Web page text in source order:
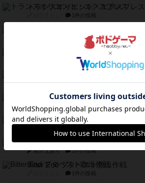
トランスオリエント・エクスプレス
1件の投稿
1件の投稿
キャプテン・フリップ：イスラ・ボ
2件の投稿
紹介文あり 1件の投稿
エコーズ・オブ・タイム
紹介文なし 8件の投稿
スカルキング
海兵隊
紹介文あり 1件の投稿
Bitter End ブタペスト救出作戦
1件の投稿